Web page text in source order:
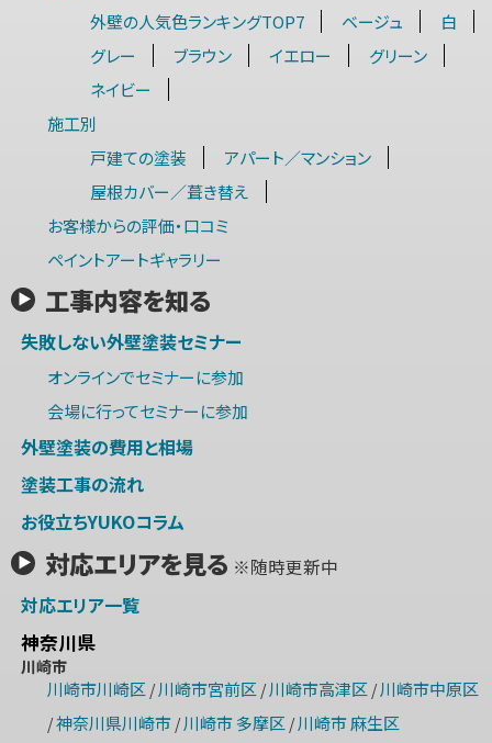
外壁の人気色ランキングTOP7
ベージュ
白
グレー
ブラウン イエロー
グリーン
ネイビー
施工別
戸建ての塗装
アパート／マンション
屋根カバー／葺き替え
お客様からの評価・口コミ
ペイントアートギャラリー
工事内容を知る
失敗しない外壁塗装セミナー
オンラインでセミナーに参加
会場に行ってセミナーに参加
外壁塗装の費用と相場
塗装工事の流れ
お役立ちYUKOコラム
対応エリアを見る ※随時更新中
対応エリア一覧
神奈川県
川崎市
川崎市川崎区 / 川崎市宮前区 / 川崎市高津区 / 川崎市中原区
/神奈川県川崎市/ 川崎市 多摩区 / 川崎市 麻生区